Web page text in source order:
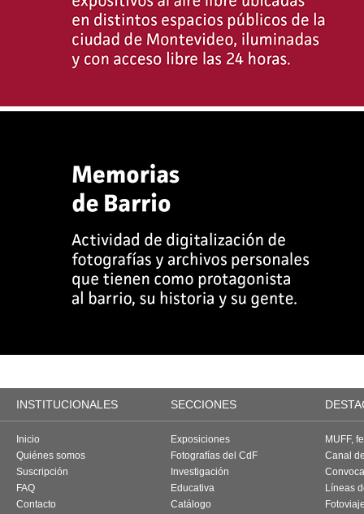
INSTITUCIONALES SECCIONES
Inicio
Quiénes somos
Suscripción
FAQ
Contacto
Exposiciones
Fotografías del CdF
Investigación
Educativa
Catálogo
MUFF,
Canal
Líneas